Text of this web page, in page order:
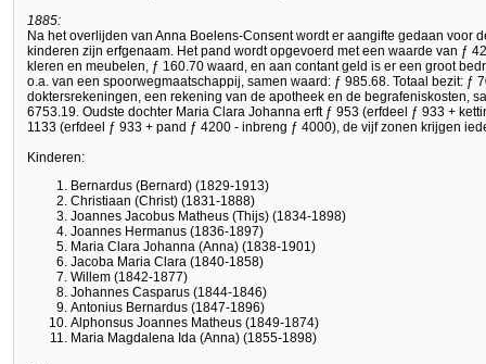
1885:
Na het overlijden van Anna Boelens-Consent wordt er aangifte gedaan voor
kinderen zijn erfgenaam. Het pand wordt opgevoerd met een waarde van ƒ
kleren en meubelen, ƒ 160.70 waard, en aan contant geld is er een groot
o.a. van een spoorwegmaatschappij, samen waard: ƒ 985.68. Totaal bezit: ƒ
doktersrekeningen, een rekening van de apotheek en de begrafeniskosten,
6753.19. Oudste dochter Maria Clara Johanna erft ƒ 953 (erfdeel ƒ 933 +
1133 (erfdeel ƒ 933 + pand ƒ 4200 - inbreng ƒ 4000), de vijf zonen krijgen
Kinderen:
Bernardus (Bernard) (1829-1913)
Christiaan (Christ) (1831-1888)
Joannes Jacobus Matheus (Thijs) (1834-1898)
Joannes Hermanus (1836-1897)
Maria Clara Johanna (Anna) (1838-1901)
Jacoba Maria Clara (1840-1858)
Willem (1842-1877)
Johannes Casparus (1844-1846)
Antonius Bernardus (1847-1896)
Alphonsus Joannes Matheus (1849-1874)
Maria Magdalena Ida (Anna) (1855-1898)